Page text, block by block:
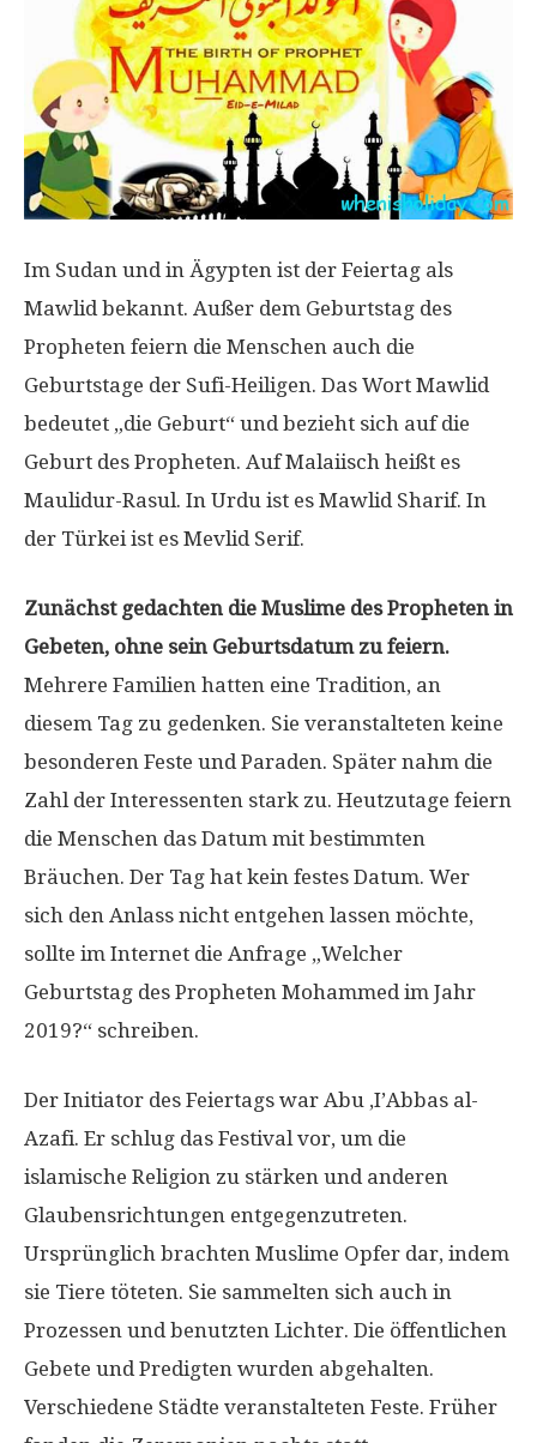
Im Sudan und in Ägypten ist der Feiertag als
Mawlid bekannt. Außer dem Geburtstag des
Propheten feiern die Menschen auch die
Geburtstage der Sufi-Heiligen. Das Wort Mawlid
bedeutet „die Geburt“ und bezieht sich auf die
Geburt des Propheten. Auf Malaiisch heißt es
Maulidur-Rasul. In Urdu ist es Mawlid Sharif. In
der Türkei ist es Mevlid Serif.
Zunächst gedachten die Muslime des Propheten in
Gebeten, ohne sein Geburtsdatum zu feiern.
Mehrere Familien hatten eine Tradition, an
diesem Tag zu gedenken. Sie veranstalteten keine
besonderen Feste und Paraden. Später nahm die
Zahl der Interessenten stark zu. Heutzutage feiern
die Menschen das Datum mit bestimmten
Bräuchen. Der Tag hat kein festes Datum. Wer
sich den Anlass nicht entgehen lassen möchte,
sollte im Internet die Anfrage „Welcher
Geburtstag des Propheten Mohammed im Jahr
2019?“ schreiben.
Der Initiator des Feiertags war Abu ‚I’Abbas al-
Azafi. Er schlug das Festival vor, um die
islamische Religion zu stärken und anderen
Glaubensrichtungen entgegenzutreten.
Ursprünglich brachten Muslime Opfer dar, indem
sie Tiere töteten. Sie sammelten sich auch in
Prozessen und benutzten Lichter. Die öffentlichen
Gebete und Predigten wurden abgehalten.
Verschiedene Städte veranstalteten Feste. Früher